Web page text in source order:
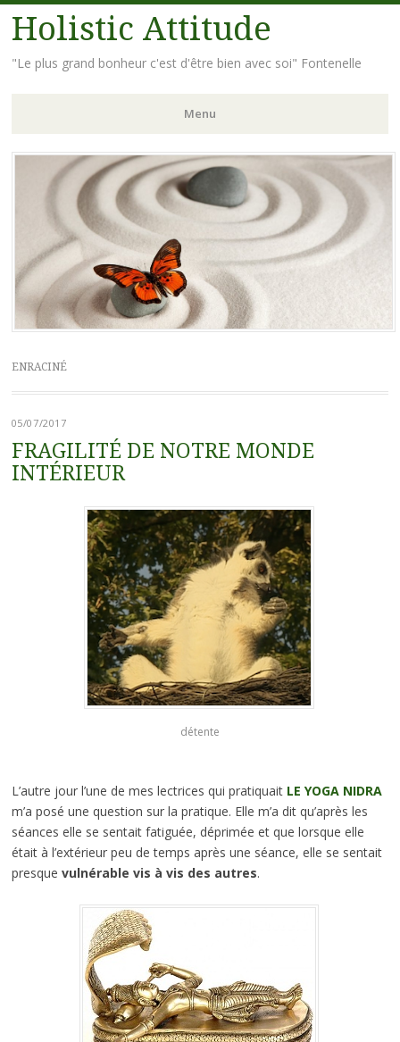
Holistic Attitude
"Le plus grand bonheur c'est d'être bien avec soi" Fontenelle
Menu
Aller
principal
ENRACINÉ
05/07/2017
FRAGILITÉ DE NOTRE MONDE
INTÉRIEUR
détente
L’autre jour l’une de mes lectrices qui pratiquait LE YOGA NIDRA
m’a posé une question sur la pratique. Elle m’a dit qu’après les
séances elle se sentait fatiguée, déprimée et que lorsque elle
était à l’extérieur peu de temps après une séance, elle se sentait
presque vulnérable vis à vis des autres.